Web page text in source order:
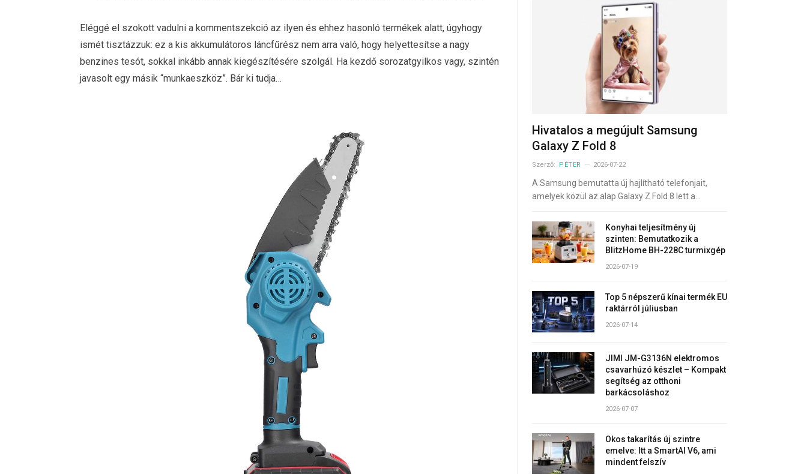
Eléggé el szokott vadulni a kommentszekció az ilyen és ehhez hasonló termékek alatt, úgyhogy
ismét tisztázzuk: ez a kis akkumulátoros láncfűrész nem arra való, hogy helyettesítse a nagy
benzines tesót, sokkal inkább annak kiegészítésére szolgál. Ha kezdő sorozatgyilkos vagy, szintén
javasolt egy másik “munkaeszköz”. Bár ki tudja…
Hivatalos a megújult Samsung
Galaxy Z Fold 8
Szerző: PÉTER 2026-07-22
A Samsung bemutatta új hajlítható telefonjait,
amelyek közül az alap Galaxy Z Fold 8 lett a…
Konyhai teljesítmény új
szinten: Bemutatkozik a
BlitzHome BH-228C turmixgép
2026-07-19
Top 5 népszerű kínai termék EU
raktárról júliusban
2026-07-14
JIMI JM-G3136N elektromos
csavarhúzó készlet – Kompakt
segítség az otthoni
barkácsoláshoz
2026-07-07
Okos takarítás új szintre
emelve: Itt a SmartAI V6, ami
mindent felszív